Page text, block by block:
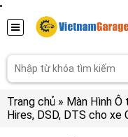
Trang chủ » Màn Hình Ô
Hires, DSD, DTS cho